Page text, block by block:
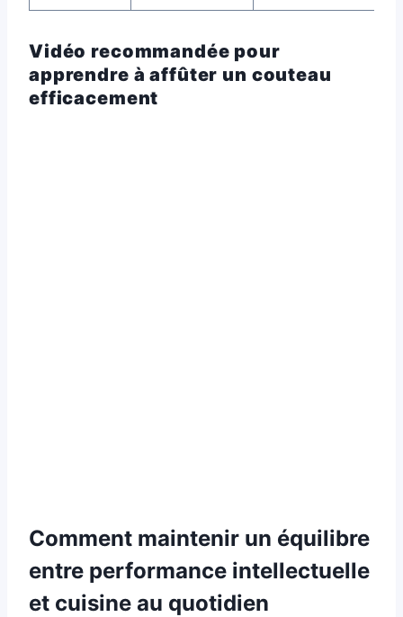
Vidéo recommandée pour
apprendre à affûter un couteau
efficacement
Comment maintenir un équilibre
entre performance intellectuelle
et cuisine au quotidien